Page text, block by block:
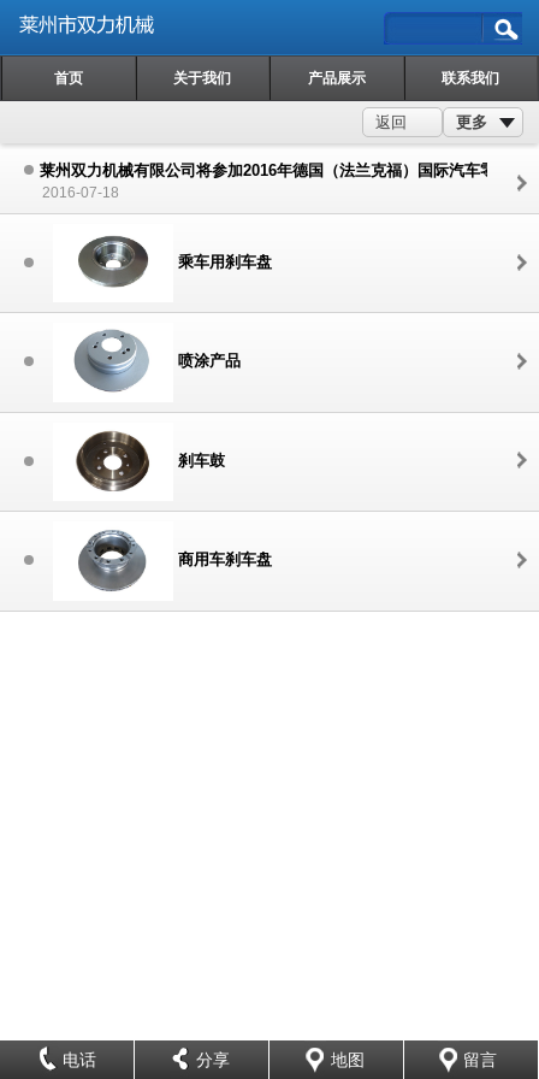
首页 关于我们 产品展示 联系我们
更多
返回
莱州双力机械有限公司将参加2016年德国（法兰克福）国际汽车零配件
2016-07-18
乘车用刹车盘
喷涂产品
刹车鼓
商用车刹车盘
电话 分享 地图 留言